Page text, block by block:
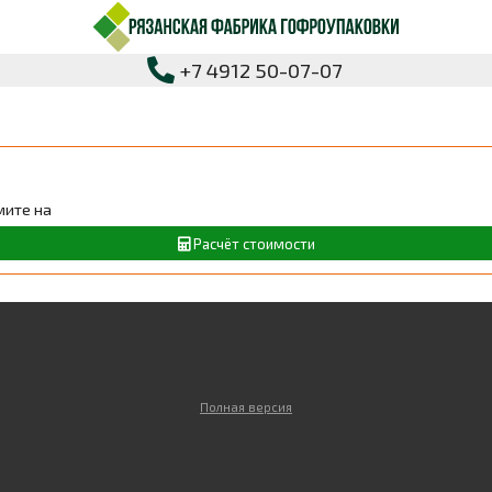
+7 4912 50-07-07
на
Расчёт стоимости
Полная версия